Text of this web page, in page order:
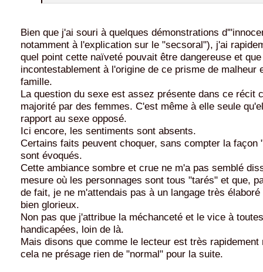
Bien que j'ai souri à quelques démonstrations
notamment à l'explication sur le "secsoral"), j'ai
quel point cette naïveté pouvait être dangereuse et
incontestablement à l'origine de ce prisme de malheur
famille.
La question du sexe est assez présente dans ce récit
majorité par des femmes. C'est même à elle seule
rapport au sexe opposé.
Ici encore, les sentiments sont absents.
Certains faits peuvent choquer, sans compter la façon
sont évoqués.
Cette ambiance sombre et crue ne m'a pas semblé
mesure où les personnages sont tous "tarés" et que,
de fait, je ne m'attendais pas à un langage très
bien glorieux.
Non pas que j'attribue la méchanceté et le vice à
handicapées, loin de là.
Mais disons que comme le lecteur est très
cela ne présage rien de "normal" pour la suite.